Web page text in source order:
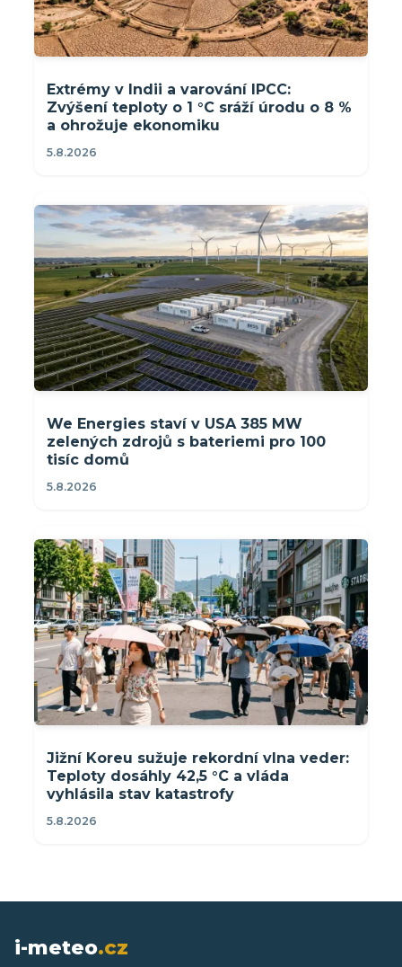
Extrémy v Indii a varování IPCC:
Zvýšení teploty o 1 °C sráží úrodu o 8 %
a ohrožuje ekonomiku
5.8.2026
We Energies staví v USA 385 MW
zelených zdrojů s bateriemi pro 100
tisíc domů
5.8.2026
Jižní Koreu sužuje rekordní vlna veder:
Teploty dosáhly 42,5 °C a vláda
vyhlásila stav katastrofy
5.8.2026
i-meteo.cz